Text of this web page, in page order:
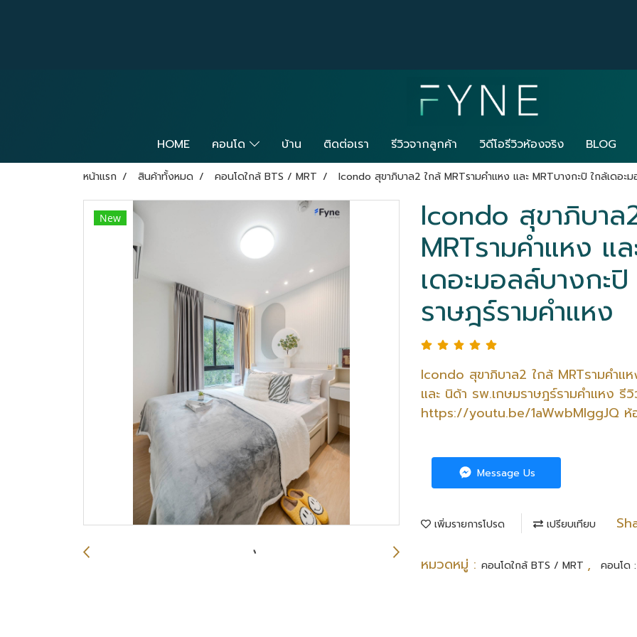
HOME คอนโด บ้าน ติดต่อเรา รีวิวจากลูกค้า วิดีโอรีวิวห้องจริง BLOG
หน้าแรก สินค้าทั้งหมด คอนโดใกล้ BTS / MRT Icondo สุขาภิบาล2 ใกล้ MRTรามคำแหง และ MRTบางกะปิ ใกล้เดอะ
New Icondo สุขาภิบาล
MRTรามคำแหง แ
เดอะมอลล์บางกะ
ราษฎร์รามคำแหง
Icondo สุขาภิบาล2 ใกล้ MRTรามคำแ
และ นิด้า รพ.เกษมราษฎร์รามคำแหง
https://youtu.be/1aWwbMIggJQ ห้
Message Us
เพิ่มรายการโปรด เปรียบเทียบ
หมวดหมู่ : คอนโดใกล้ BTS / MRT , คอนโด